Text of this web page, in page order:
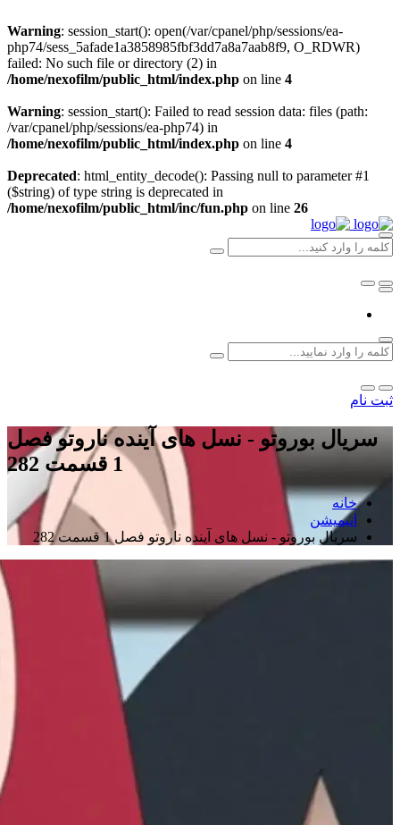
Warning: session_start(): open(/var/cpanel/php/sessions/ea-
php74/sess_5afade1a3858985fbf3dd7a8a7aab8f9, O_RDWR)
failed: No such file or directory (2) in
/home/nexofilm/public_html/index.php on line 4
Warning: session_start(): Failed to read session data: files (path:
/var/cpanel/php/sessions/ea-php74) in
/home/nexofilm/public_html/index.php on line 4
Deprecated: html_entity_decode(): Passing null to parameter #1
($string) of type string is deprecated in
/home/nexofilm/public_html/inc/fun.php on line 26
ثبت نام
سریال بوروتو - نسل های آینده ناروتو فصل
1 قسمت 282
خانه
انیمیشن
سریال بوروتو - نسل های آینده ناروتو فصل 1 قسمت 282